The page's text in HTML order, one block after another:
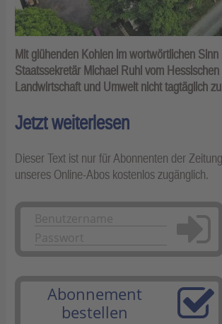
Mit glühenden Kohlen im wortwörtlichen Sinn
Staatssekretär Michael Ruhl vom
Landwirtschaft und Umwelt nicht tagtäglich
Jetzt weiterlesen
Dieser Text ist nur für Abonnenten der
unseres Online-Abos kostenlos zugänglich.
Anmelden
Abonnement
bestellen